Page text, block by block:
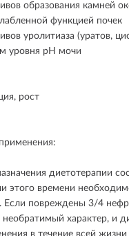
образования камней
функцией почек
уролитиаза (уратов,
уровня рН мочи
рост
диетотерапии
этого времени
Если повреждены 3/4
необратимый характер, и
в течение всей